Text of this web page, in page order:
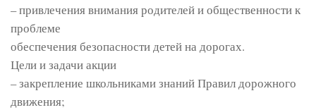
– привлечения внимания родителей и общественности к
проблеме
обеспечения безопасности детей на дорогах.
Цели и задачи акции
– закрепление школьниками знаний Правил дорожного
движения;